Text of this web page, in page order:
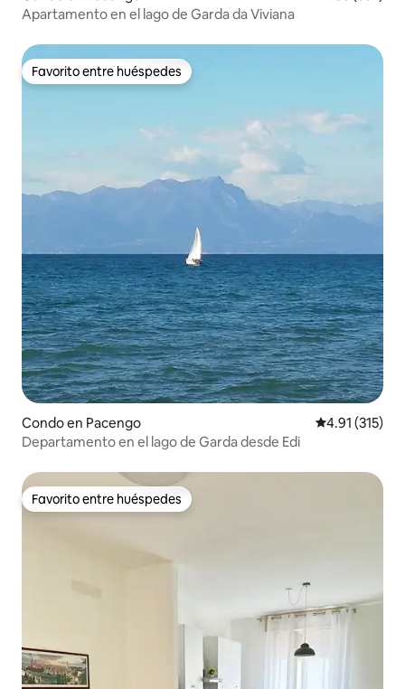
Apartamento en el lago de Garda da Viviana
Favorito entre huéspedes
Favorito entre huéspedes
Condo en Pacengo Calificación
4.91 (315)
Departamento en el lago de Garda desde Edi
Favorito entre huéspedes
Favorito entre huéspedes